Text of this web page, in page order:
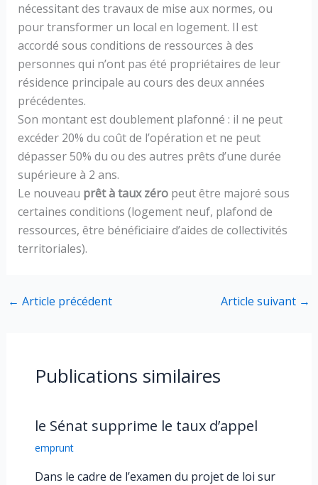
nécessitant des travaux de mise aux normes, ou
pour transformer un local en logement. Il est
accordé sous conditions de ressources à des
personnes qui n’ont pas été propriétaires de leur
résidence principale au cours des deux années
précédentes.
Son montant est doublement plafonné : il ne peut
excéder 20% du coût de l’opération et ne peut
dépasser 50% du ou des autres prêts d’une durée
supérieure à 2 ans.
Le nouveau prêt à taux zéropeut être majoré sous
certaines conditions (logement neuf, plafond de
ressources, être bénéficiaire d’aides de collectivités
territoriales).
← Article précédent Article suivant →
Publications similaires
le Sénat supprime le taux d’appel
emprunt
Dans le cadre de l’examen du projet de loi sur